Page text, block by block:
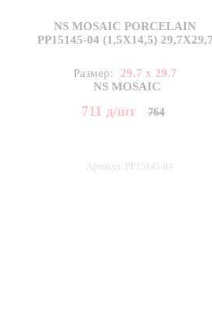
NS MOSAIC PORCELAIN
PP15145-04 (1,5X14,5) 29,7X29,7
Размер:
29.7 x 29.7
NS MOSAIC
711 д/шт 764
Артикул: PP15145-04